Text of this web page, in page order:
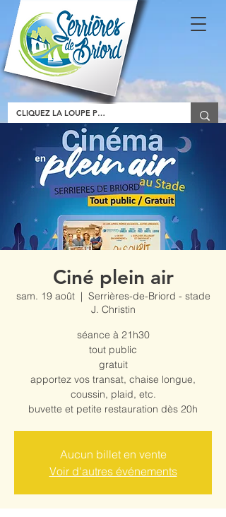
Ciné plein air
sam. 19 août
  |
Serrières-de-Briord - stade
J. Christin
séance à 21h30
tout public
gratuit
apportez vos transat, chaise longue,
coussin, plaid, etc.
buvette et petite restauration dès 20h
Aucun billet en vente
Voir d'autres événements